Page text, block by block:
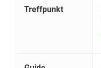
Treffpunkt